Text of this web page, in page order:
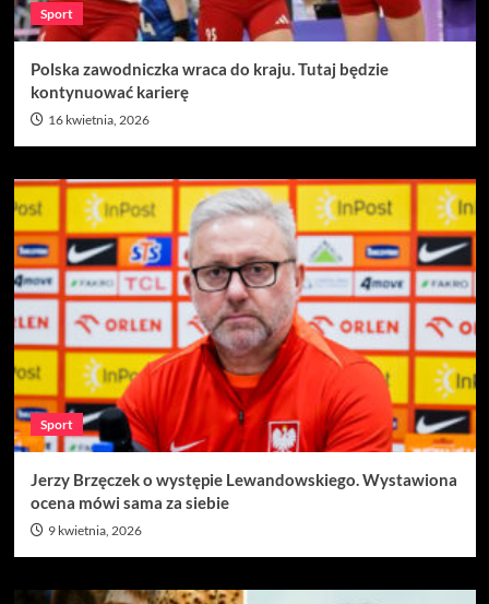
Sport
Polska zawodniczka wraca do kraju. Tutaj będzie
kontynuować karierę
16 kwietnia, 2026
Sport
Jerzy Brzęczek o występie Lewandowskiego. Wystawiona
ocena mówi sama za siebie
9 kwietnia, 2026